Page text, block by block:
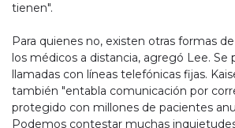
tienen".
Para quienes no, existen otras formas
los médicos a distancia, agregó Lee. Se
llamadas con líneas telefónicas fijas.
también "entabla comunicación por
protegido con millones de pacientes
Podemos contestar muchas